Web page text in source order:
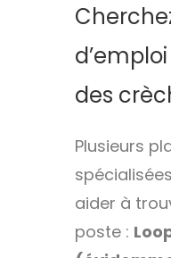
des
Plusieurs
aider à
poste :